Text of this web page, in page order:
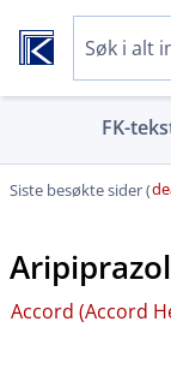
FK-
Siste besøkte sider (
Accord (Accord